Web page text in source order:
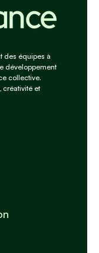
des équipes à
développement
collective.
créativité et